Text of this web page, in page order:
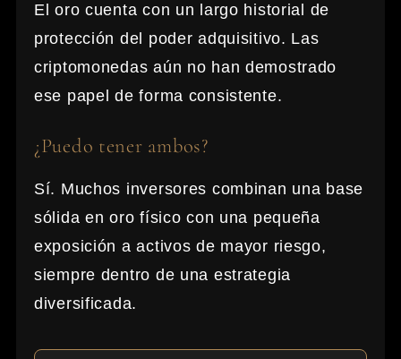
El oro cuenta con un largo historial de
protección del poder adquisitivo. Las
criptomonedas aún no han demostrado
ese papel de forma consistente.
¿Puedo tener ambos?
Sí. Muchos inversores combinan una base
sólida en oro físico con una pequeña
exposición a activos de mayor riesgo,
siempre dentro de una estrategia
diversificada.